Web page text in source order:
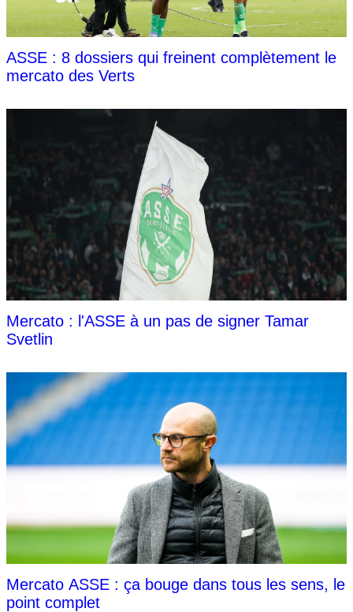
ASSE : 8 dossiers qui freinent complètement le
mercato des Verts
Mercato : l'ASSE à un pas de signer Tamar
Svetlin
Mercato ASSE : ça bouge dans tous les sens, le
point complet